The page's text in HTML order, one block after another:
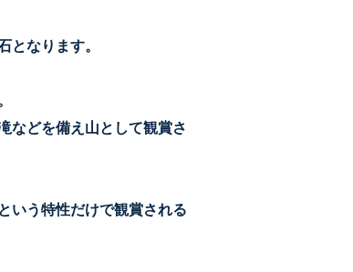
となります。
などを備え山として観賞さ
いう特性だけで観賞される